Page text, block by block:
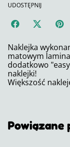
UDOSTĘPNIJ
Naklejka
matowym
dodatkowo
naklejki!
Większość
Powiązane